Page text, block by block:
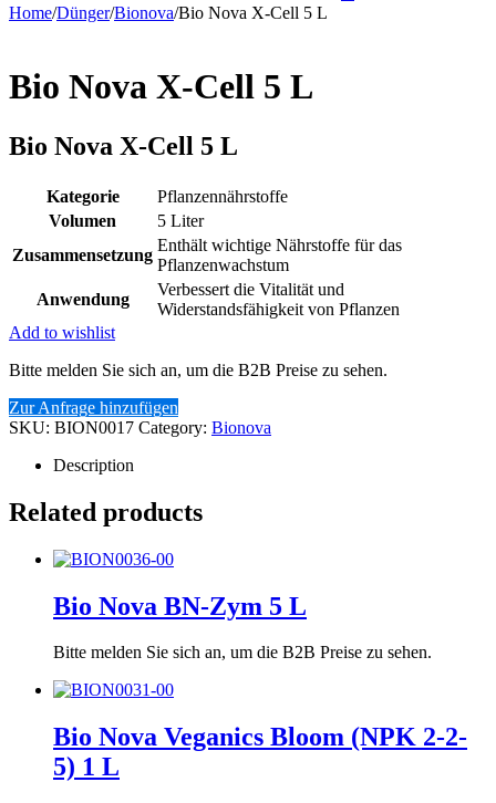
Home/Dünger/Bionova/Bio Nova X-Cell 5 L
Bio Nova X-Cell 5 L
Bio Nova X-Cell 5 L
Kategorie
Pflanzennährstoffe
Volumen
5 Liter
Zusammensetzung
Enthält wichtige Nährstoffe für das
Pflanzenwachstum
Anwendung
Verbessert die Vitalität und
Widerstandsfähigkeit von Pflanzen
Add to wishlist
Bitte melden Sie sich an, um die B2B Preise zu sehen.
Zur Anfrage hinzufügen
SKU: BION0017 Category: Bionova
Description
Related products
Bio Nova BN-Zym 5 L
Bitte melden Sie sich an, um die B2B Preise zu sehen.
Bio Nova Veganics Bloom (NPK 2-2-
5) 1 L